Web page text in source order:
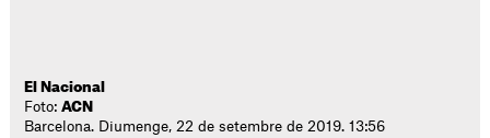
El Nacional
Foto:ACN
Barcelona. Diumenge, 22 de setembre de 2019. 13:56